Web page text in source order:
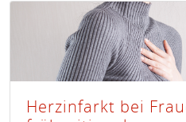
Herzinfarkt bei